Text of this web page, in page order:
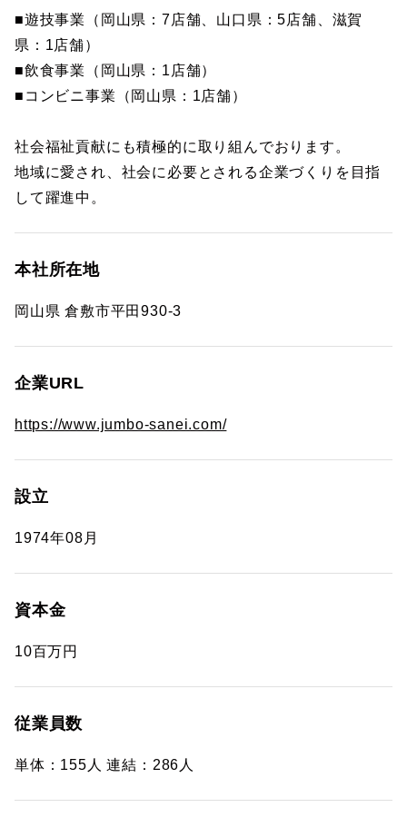
■遊技事業（岡山県：7店舗、山口県：5店舗、滋賀
県：1店舗）
■飲食事業（岡山県：1店舗）
■コンビニ事業（岡山県：1店舗）
社会福祉貢献にも積極的に取り組んでおります。
地域に愛され、社会に必要とされる企業づくりを目指
して躍進中。
本社所在地
岡山県 倉敷市平田930-3
企業URL
https://www.jumbo-sanei.com/
設立
1974年08月
資本金
10百万円
従業員数
単体：155人 連結：286人